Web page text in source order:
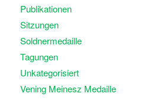
Publikationen
Sitzungen
Soldnermedaille
Tagungen
Unkategorisiert
Vening Meinesz Medaille